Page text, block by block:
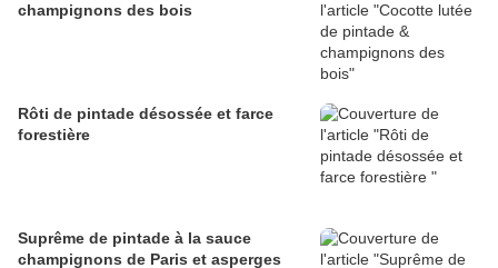
champignons des bois
Rôti de pintade désossée et farce
forestière
Suprême de pintade à la sauce
champignons de Paris et asperges